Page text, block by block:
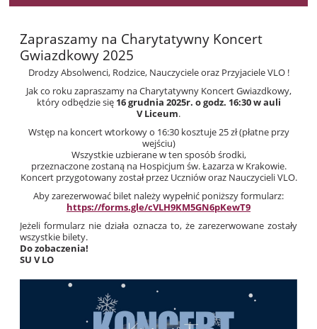
Zapraszamy na Charytatywny Koncert
Gwiazdkowy 2025
Drodzy Absolwenci, Rodzice, Nauczyciele oraz Przyjaciele VLO !
Jak co roku zapraszamy na Charytatywny Koncert Gwiazdkowy,
który odbędzie się 16 grudnia 2025r. o godz. 16:30 w auli
V Liceum.
Wstęp na koncert wtorkowy o 16:30 kosztuje 25 zł (płatne przy
wejściu)
Wszystkie uzbierane w ten sposób środki,
przeznaczone zostaną na Hospicjum św. Łazarza w Krakowie.
Koncert przygotowany został przez Uczniów oraz Nauczycieli VLO.
Aby zarezerwować bilet należy wypełnić poniższy formularz:
https://forms.gle/cVLH9KM5GN6pKewT9
Jeżeli formularz nie działa oznacza to, że zarezerwowane zostały
wszystkie bilety.
Do zobaczenia!
SU V LO